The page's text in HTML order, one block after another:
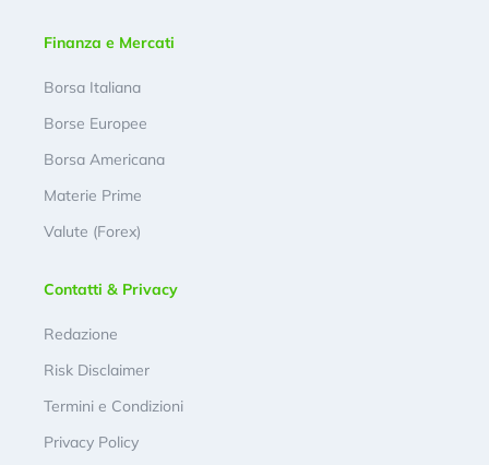
Finanza e Mercati
Borsa Italiana
Borse Europee
Borsa Americana
Materie Prime
Valute (Forex)
Contatti & Privacy
Redazione
Risk Disclaimer
Termini e Condizioni
Privacy Policy